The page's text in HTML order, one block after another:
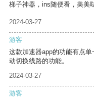
梯子神器，ins随便看，美美
2024-03-27
游客
这款加速器app的功能有点
动切换线路的功能。
2024-03-27
游客